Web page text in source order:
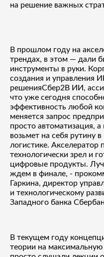
на решение важных
В прошлом году на
трендах, в этом — дали
инструменты в руки.
создания и управления
решенияСбер2B ИИ,
что уже сегодня
эффективность любой
меняется запрос
просто автоматизация,
возьмет на себя рутину
логистике. Акселератор
технологически зрел и
цифровые продукты.
ждем в финале, -
Гаркина, директор
и технологическому
Западного банка
В текущем году
теории на максимальную